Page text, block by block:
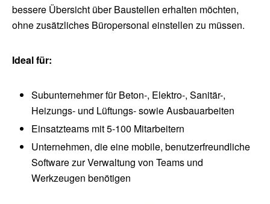
bessere Übersicht über Baustellen erhalten möchten,
ohne zusätzliches Büropersonal einstellen zu müssen.
Ideal für:
Subunternehmer für Beton-, Elektro-, Sanitär-,
Heizungs- und Lüftungs- sowie Ausbauarbeiten
Einsatzteams mit 5-100 Mitarbeitern
Unternehmen, die eine mobile, benutzerfreundliche
Software zur Verwaltung von Teams und
Werkzeugen benötigen